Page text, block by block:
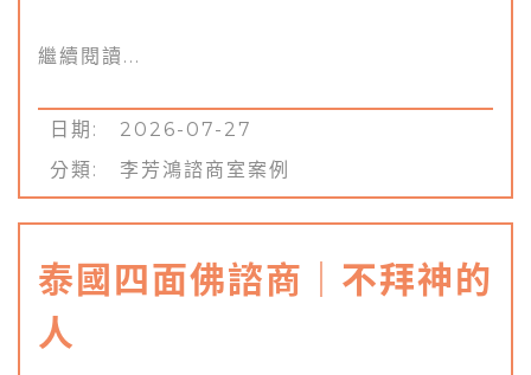
繼續閱讀...
日期: 2026-07-27
分類: 李芳鴻諮商室案例
泰國四面佛諮商｜不拜神的
人